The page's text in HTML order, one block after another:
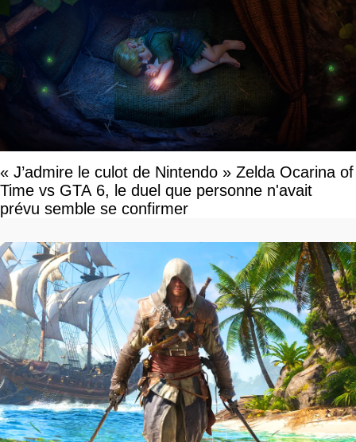
« J’admire le culot de Nintendo » Zelda Ocarina of
Time vs GTA 6, le duel que personne n'avait
prévu semble se confirmer